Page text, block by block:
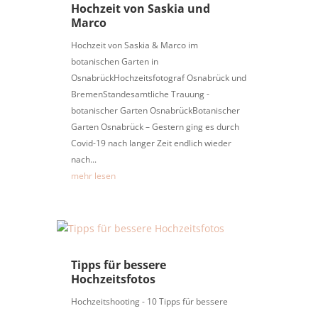
Hochzeit von Saskia und
Marco
Hochzeit von Saskia & Marco im
botanischen Garten in
OsnabrückHochzeitsfotograf Osnabrück und
BremenStandesamtliche Trauung -
botanischer Garten OsnabrückBotanischer
Garten Osnabrück – Gestern ging es durch
Covid-19 nach langer Zeit endlich wieder
nach...
mehr lesen
Tipps für bessere
Hochzeitsfotos
Hochzeitshooting - 10 Tipps für bessere